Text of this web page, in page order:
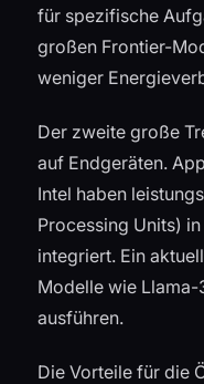
für spezifische
großen Frontier-
weniger
Der zweite große
auf Endgeräten.
Intel haben
Processing Units)
integriert. Ein
Modelle wie
ausführen.
Die Vorteile für die